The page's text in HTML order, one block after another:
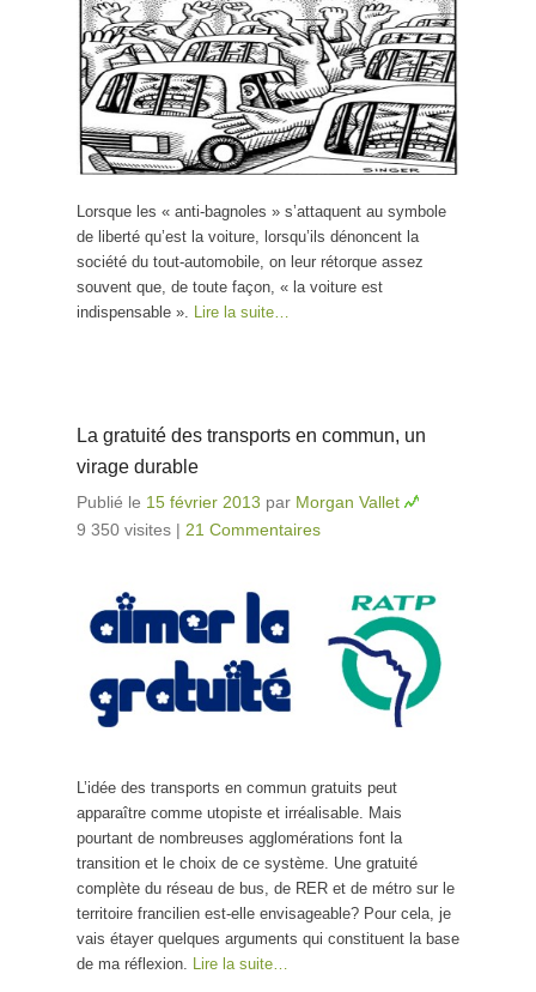
Lorsque les « anti-bagnoles » s’attaquent au symbole
de liberté qu’est la voiture, lorsqu’ils dénoncent la
société du tout-automobile, on leur rétorque assez
souvent que, de toute façon, « la voiture est
indispensable ». Lire la suite…
La gratuité des transports en commun, un
virage durable
Publié le 15 février 2013 par Morgan Vallet
9 350 visites | 21 Commentaires
L’idée des transports en commun gratuits peut
apparaître comme utopiste et irréalisable. Mais
pourtant de nombreuses agglomérations font la
transition et le choix de ce système. Une gratuité
complète du réseau de bus, de RER et de métro sur le
territoire francilien est-elle envisageable? Pour cela, je
vais étayer quelques arguments qui constituent la base
de ma réflexion. Lire la suite…